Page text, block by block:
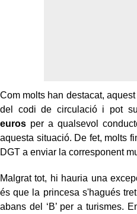
Com molts han destacat,
del codi de circulació i pot
euros per a qualsevol
aquesta situació. De fet, molts
DGT a enviar la corresponent
Malgrat tot, hi hauria una
és que la princesa s'hagués
abans del ‘B’ per a turismes.